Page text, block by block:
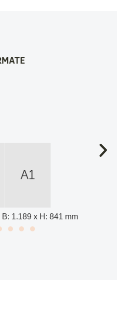
1.189 x H: 841 mm